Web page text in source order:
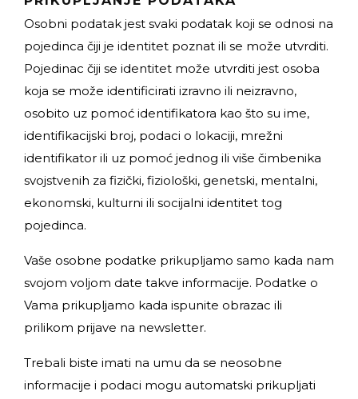
Osobni podatak jest svaki podatak koji se odnosi na
pojedinca čiji je identitet poznat ili se može utvrditi.
Pojedinac čiji se identitet može utvrditi jest osoba
koja se može identificirati izravno ili neizravno,
osobito uz pomoć identifikatora kao što su ime,
identifikacijski broj, podaci o lokaciji, mrežni
identifikator ili uz pomoć jednog ili više čimbenika
svojstvenih za fizički, fiziološki, genetski, mentalni,
ekonomski, kulturni ili socijalni identitet tog
pojedinca.
Vaše osobne podatke prikupljamo samo kada nam
svojom voljom date takve informacije. Podatke o
Vama prikupljamo kada ispunite obrazac ili
prilikom prijave na newsletter.
Trebali biste imati na umu da se neosobne
informacije i podaci mogu automatski prikupljati